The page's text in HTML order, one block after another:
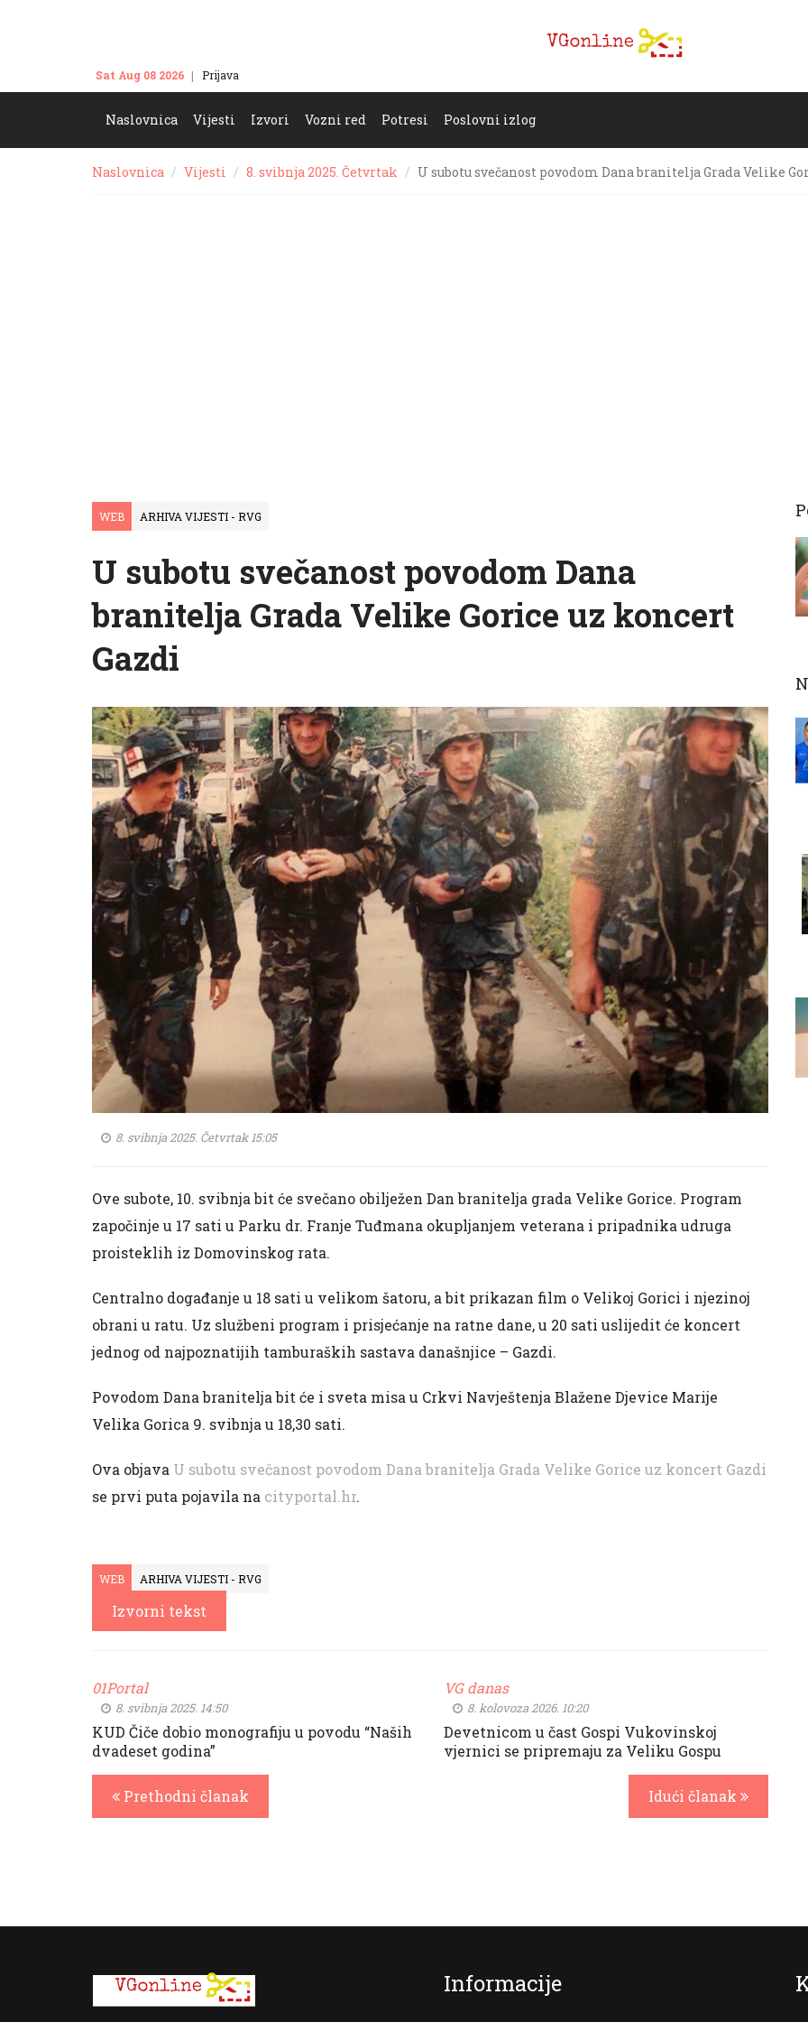
Sat Aug 08 2026 Prijava
Naslovnica Vijesti Izvori Vozni red Potresi Poslovni izlog
Naslovnica Vijesti 8. svibnja 2025. Četvrtak U subotu svečanost povodom Dana branitelja Grada Velike
WEB ARHIVA VIJESTI - RVG
U subotu svečanost povodom Dana
branitelja Grada Velike Gorice uz koncert
Gazdi
8. svibnja 2025. Četvrtak 15:05
Ove subote, 10. svibnja bit će svečano obilježen Dan branitelja grada Velike Gorice. Program
započinje u 17 sati u Parku dr. Franje Tuđmana okupljanjem veterana i pripadnika udruga
proisteklih iz Domovinskog rata.
Centralno događanje u 18 sati u velikom šatoru, a bit prikazan film o Velikoj Gorici i njezinoj
obrani u ratu. Uz službeni program i prisjećanje na ratne dane, u 20 sati uslijedit će koncert
jednog od najpoznatijih tamburaških sastava današnjice – Gazdi.
Povodom Dana branitelja bit će i sveta misa u Crkvi Navještenja Blažene Djevice Marije
Velika Gorica 9. svibnja u 18,30 sati.
Ova objava U subotu svečanost povodom Dana branitelja Grada Velike Gorice uz koncert Gazdi
se prvi puta pojavila na cityportal.hr.
WEB ARHIVA VIJESTI - RVG
Izvorni tekst
01Portal
8. svibnja 2025. 14:50
KUD Čiče dobio monografiju u povodu “Naših
dvadeset godina”
Prethodni članak
VG danas
8. kolovoza 2026. 10:20
Devetnicom u čast Gospi Vukovinskoj
vjernici se pripremaju za Veliku Gospu
Idući članak
Informacije